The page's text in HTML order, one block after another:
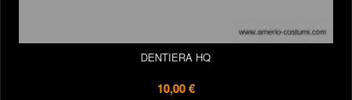
DENTIERA HQ
10,00 €